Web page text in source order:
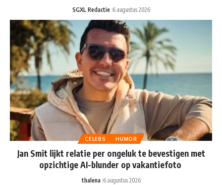
SGXL Redactie 6 augustus 2026
CELEBS HUMOR
Jan Smit lijkt relatie per ongeluk te bevestigen met
opzichtige AI-blunder op vakantiefoto
thalena 6 augustus 2026